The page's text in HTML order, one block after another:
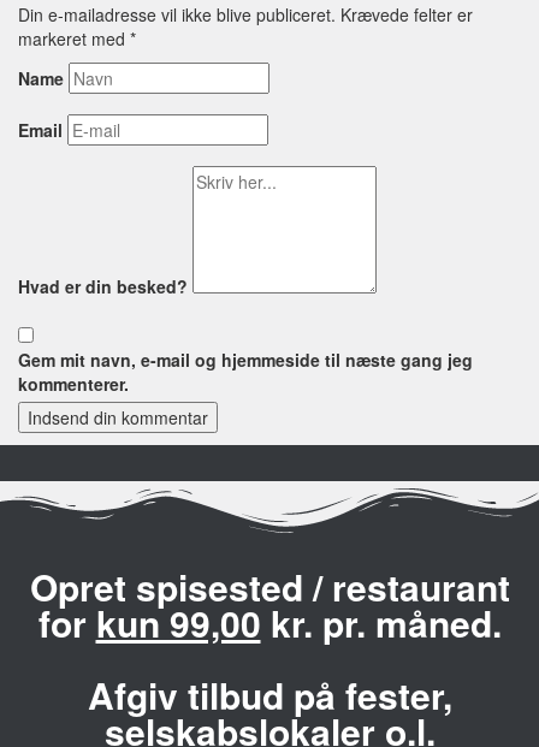
Din e-mailadresse vil ikke blive publiceret. Krævede felter er
markeret med *
Name
Email
Hvad er din besked?
Gem mit navn, e-mail og hjemmeside til næste gang jeg
kommenterer.
Indsend din kommentar
Opret spisested / restaurant
for kun 99,00 kr. pr. måned.
Afgiv tilbud på fester,
selskabslokaler o.l.